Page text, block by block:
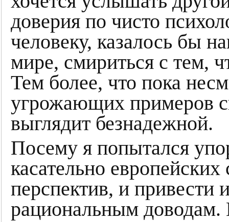
доверия по чисто
человеку, казалось бы
мире, смириться с тем,
Тем более, что пока
угрожающих примеров
выглядит безнадежной.
Посему я попытался
касательно
перспектив, и привести
рациональным доводам.